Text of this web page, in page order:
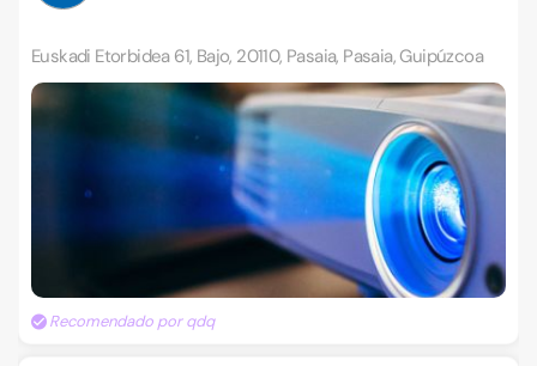
Euskadi Etorbidea 61, Bajo, 20110, Pasaia, Pasaia, Guipúzcoa
Recomendado por qdq